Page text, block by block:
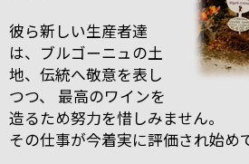
彼ら新しい生産者達
は、ブルゴーニュの土
地、伝統へ敬意を表し
つつ、 最高のワインを
造るため努力を惜しみません。
その仕事が今着実に評価され始め